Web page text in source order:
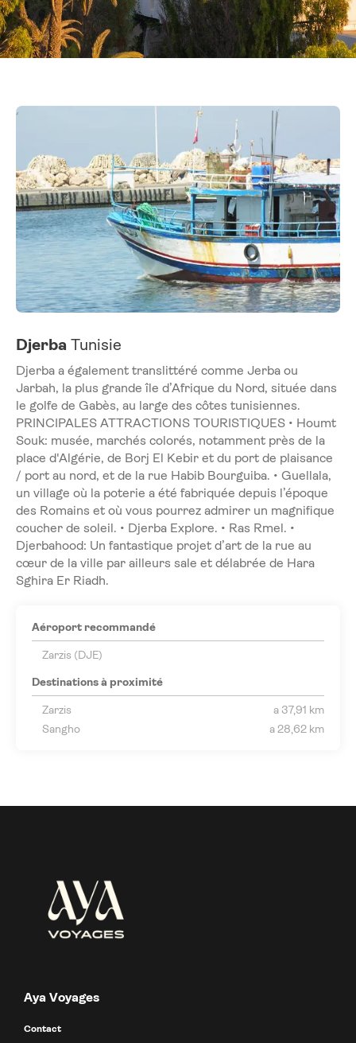
Djerba Tunisie
Djerba a également translittéré comme Jerba ou
Jarbah, la plus grande île d’Afrique du Nord, située dans
le golfe de Gabès, au large des côtes tunisiennes.
PRINCIPALES ATTRACTIONS TOURISTIQUES • Houmt
Souk: musée, marchés colorés, notamment près de la
place d'Algérie, de Borj El Kebir et du port de plaisance
/ port au nord, et de la rue Habib Bourguiba. • Guellala,
un village où la poterie a été fabriquée depuis l’époque
des Romains et où vous pourrez admirer un magnifique
coucher de soleil. • Djerba Explore. • Ras Rmel. •
Djerbahood: Un fantastique projet d’art de la rue au
cœur de la ville par ailleurs sale et délabrée de Hara
Sghira Er Riadh.
Aéroport recommandé
Zarzis (DJE)
Destinations à proximité
Zarzis
a 37,91 km
Sangho
a 28,62 km
Aya Voyages
Contact